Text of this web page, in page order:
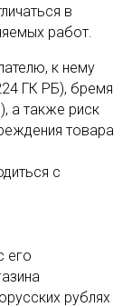
в
работ.
к нему
ГК РБ), бремя
а также риск
товара
с
его
рублях